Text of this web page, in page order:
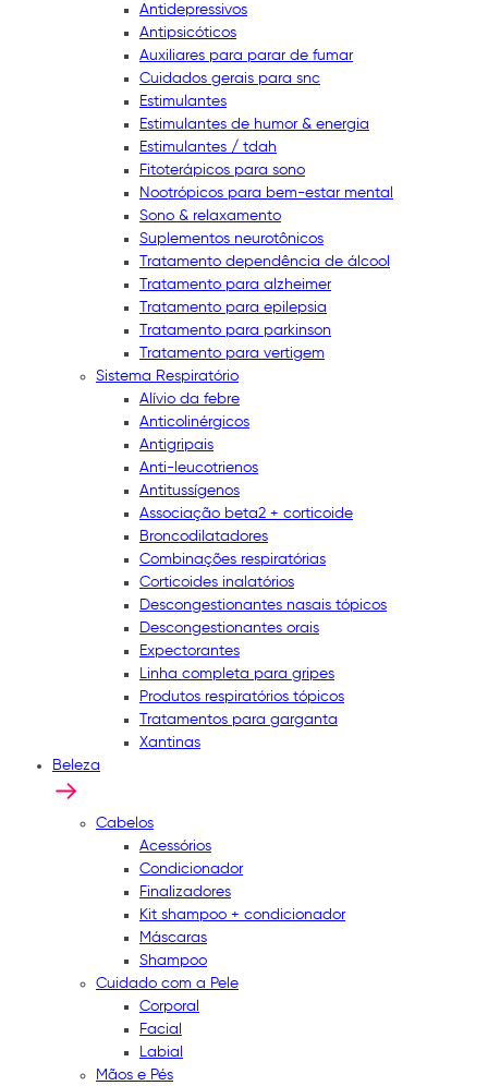
Antidepressivos
Antipsicóticos
Auxiliares para parar de fumar
Cuidados gerais para snc
Estimulantes
Estimulantes de humor & energia
Estimulantes / tdah
Fitoterápicos para sono
Nootrópicos para bem-estar mental
Sono & relaxamento
Suplementos neurotônicos
Tratamento dependência de álcool
Tratamento para alzheimer
Tratamento para epilepsia
Tratamento para parkinson
Tratamento para vertigem
Sistema Respiratório
Alívio da febre
Anticolinérgicos
Antigripais
Anti-leucotrienos
Antitussígenos
Associação beta2 + corticoide
Broncodilatadores
Combinações respiratórias
Corticoides inalatórios
Descongestionantes nasais tópicos
Descongestionantes orais
Expectorantes
Linha completa para gripes
Produtos respiratórios tópicos
Tratamentos para garganta
Xantinas
Beleza
Cabelos
Acessórios
Condicionador
Finalizadores
Kit shampoo + condicionador
Máscaras
Shampoo
Cuidado com a Pele
Corporal
Facial
Labial
Mãos e Pés